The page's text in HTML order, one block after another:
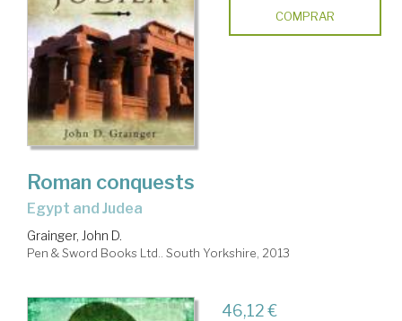
COMPRAR
Roman conquests
Egypt and Judea
Grainger, John D.
Pen & Sword Books Ltd.. South Yorkshire, 2013
46,12 €